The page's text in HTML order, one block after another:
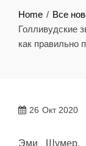
Home Все
Голливудские
как правильно
26 Окт 2020
Эми Шумер,